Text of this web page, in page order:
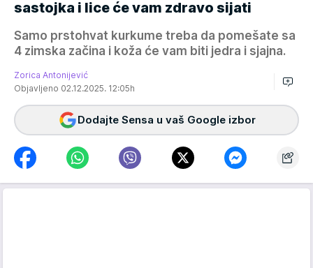
sastojka i lice će vam zdravo sijati
Samo prstohvat kurkume treba da pomešate sa
4 zimska začina i koža će vam biti jedra i sjajna.
Zorica Antonijević
Objavljeno 02.12.2025. 12:05h
Dodajte Sensa u vaš Google izbor